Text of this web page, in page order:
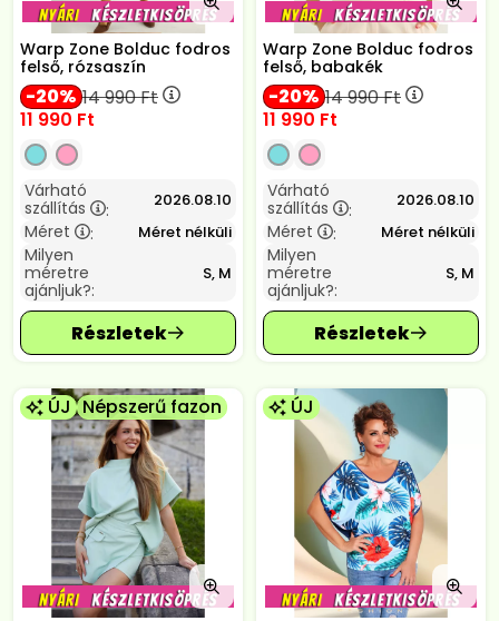
Warp Zone Bolduc fodros
felső, rózsaszín
20 14 990Ft
11 990 Ft
Várható
szállítás
: 2026.08.10
Méret : Méret nélküli
Milyen
méretre
ajánljuk?:
S, M
Warp Zone Bolduc fodros
felső, babakék
20 14 990Ft
11 990 Ft
Várható
szállítás
: 2026.08.10
Méret : Méret nélküli
Milyen
méretre
ajánljuk?:
S, M
ÚJ Népszerű fazon ÚJ